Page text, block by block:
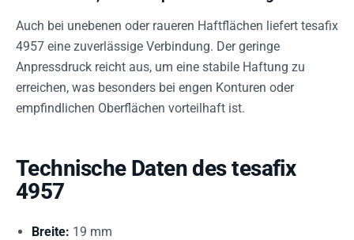
Auch bei unebenen oder raueren Haftflächen liefert tesafix
4957 eine zuverlässige Verbindung. Der geringe
Anpressdruck reicht aus, um eine stabile Haftung zu
erreichen, was besonders bei engen Konturen oder
empfindlichen Oberflächen vorteilhaft ist.
Technische Daten des tesafix
4957
Breite: 19 mm